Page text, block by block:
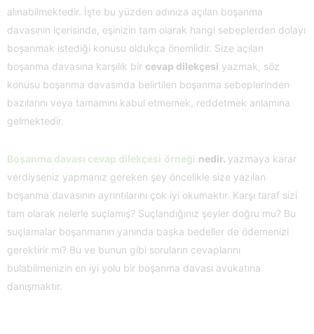
alınabilmektedir. İşte bu yüzden adınıza açılan boşanma
davasının içerisinde, eşinizin tam olarak hangi sebeplerden dolayı
boşanmak istediği konusu oldukça önemlidir. Size açılan
boşanma davasına karşılık bir cevap dilekçesi yazmak, söz
konusu boşanma davasında belirtilen boşanma sebeplerinden
bazılarını veya tamamını kabul etmemek, reddetmek anlamına
gelmektedir.
Boşanma davası cevap dilekçesi örneği nedir. yazmaya karar
verdiyseniz yapmanız gereken şey öncelikle size yazılan
boşanma davasının ayrıntılarını çok iyi okumaktır. Karşı taraf sizi
tam olarak nelerle suçlamış? Suçlandığınız şeyler doğru mu? Bu
suçlamalar boşanmanın yanında başka bedeller de ödemenizi
gerektirir mi? Bu ve bunun gibi soruların cevaplarını
bulabilmenizin en iyi yolu bir boşanma davası avukatına
danışmaktır.